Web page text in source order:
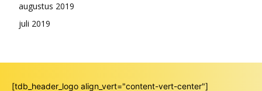
augustus 2019
juli 2019
[tdb_header_logo align_vert="content-vert-center"]